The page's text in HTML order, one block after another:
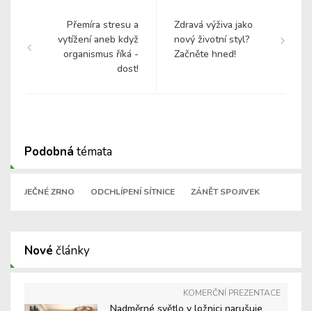
Přemíra stresu a
vytížení aneb když
organismus říká -
dost!
Zdravá výživa jako
nový životní styl?
Začněte hned!
Podobná témata
JEČNÉ ZRNO ODCHLÍPENÍ SÍTNICE ZÁNĚT SPOJIVEK
Nové články
KOMERČNÍ PREZENTACE